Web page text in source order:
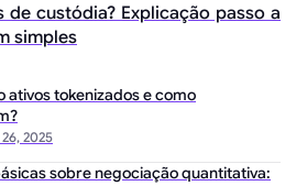
de custódia? Explicação passo a
simples
2025
ativos tokenizados e como
sobre negociação quantitativa: